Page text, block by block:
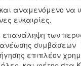
αναμενόμενο να
ευκαιρίες.
επανάληψη των
επιπλέον